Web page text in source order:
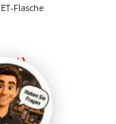
Flasche